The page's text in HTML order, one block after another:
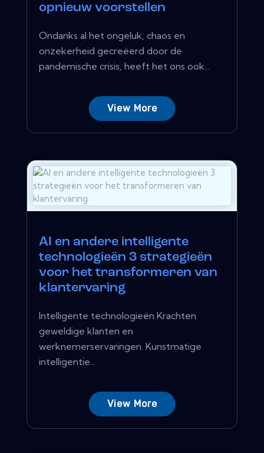
opnieuw voorstellen
Ondanks al het ongeluk, chaos en
onzekerheid gecreëerd door de
pandemische crisis, heeft het ons ook...
View More
AI en andere intelligente
technologieën 3 strategieën
voor het transformeren van
klantervaring
Intelligente technologieën Krachten
geweldige klanten en
werknemerservaringen. Kunstmatige
intelligentie...
View More